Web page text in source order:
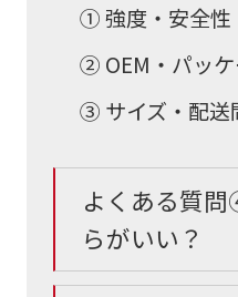
① 強度・安全性
② OEM・パッ
③ サイズ・配送
よくある質問
らがいい？